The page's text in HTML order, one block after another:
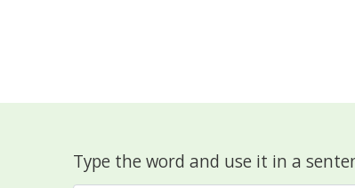
Type the word and use it in a